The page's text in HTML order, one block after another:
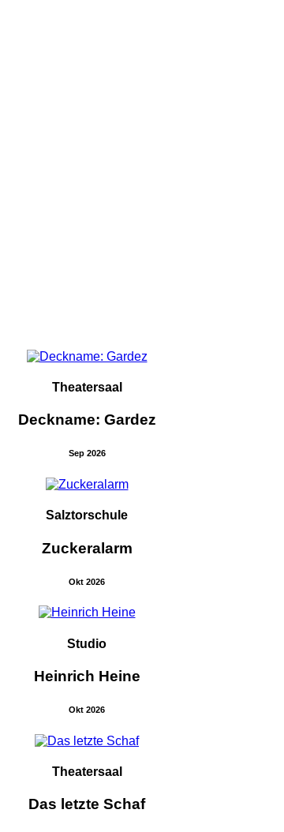
Theatersaal
Deckname: Gardez
Sep 2026
Salztorschule
Zuckeralarm
Okt 2026
Studio
Heinrich Heine
Okt 2026
Theatersaal
Das letzte Schaf